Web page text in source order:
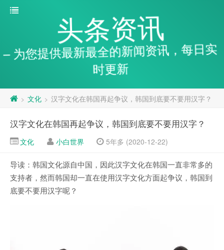
头条资讯
– 为您提供最新最全的新闻资讯，每日实
时更新
> 文化 > 汉字文化在韩国再起争议，韩国到底要不要用汉字？
汉字文化在韩国再起争议，韩国到底要不要用汉字？
文化 小白世界 5年多 (2020-12-22)
导读：韩国文化源自中国，因此汉字文化在韩国一直非常多的
支持者，然而韩国却一直在使用汉字文化方面起争议，韩国到
底要不要用汉字呢？